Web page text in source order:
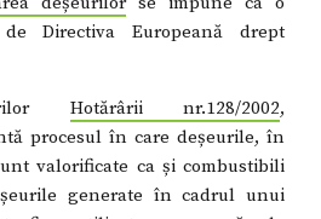
Directiva Europeană drept
Hotărârii nr.128/2002,
procesul în care deșeurile, în
valorificate ca și combustibili
generate în cadrul unui